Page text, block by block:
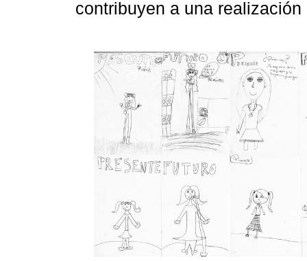
contribuyen a una